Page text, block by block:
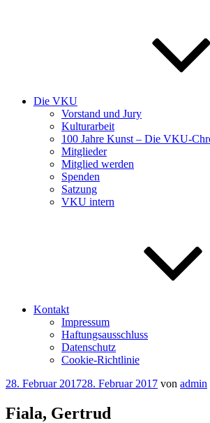
Die VKU
Vorstand und Jury
Kulturarbeit
100 Jahre Kunst – Die VKU-
Mitglieder
Mitglied werden
Spenden
Satzung
VKU intern
Kontakt
Impressum
Haftungsausschluss
Datenschutz
Cookie-Richtlinie
Veröffentlicht
28. Februar 201728. Februar 2017 von admin
Fiala, Gertrud